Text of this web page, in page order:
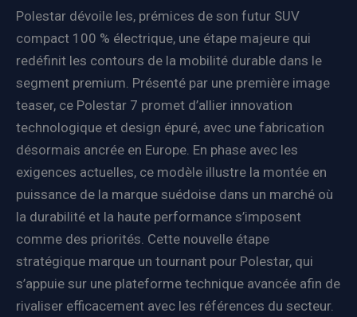
Polestar dévoile les, prémices de son futur SUV
compact 100 % électrique, une étape majeure qui
redéfinit les contours de la mobilité durable dans le
segment premium. Présenté par une première image
teaser, ce Polestar 7 promet d’allier innovation
technologique et design épuré, avec une fabrication
désormais ancrée en Europe. En phase avec les
exigences actuelles, ce modèle illustre la montée en
puissance de la marque suédoise dans un marché où
la durabilité et la haute performance s’imposent
comme des priorités. Cette nouvelle étape
stratégique marque un tournant pour Polestar, qui
s’appuie sur une plateforme technique avancée afin de
rivaliser efficacement avec les références du secteur.